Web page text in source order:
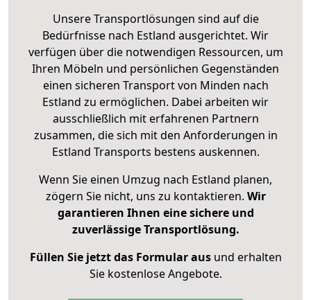
Unsere Transportlösungen sind auf die
Bedürfnisse nach Estland ausgerichtet. Wir
verfügen über die notwendigen Ressourcen, um
Ihren Möbeln und persönlichen Gegenständen
einen sicheren Transport von Minden nach
Estland zu ermöglichen. Dabei arbeiten wir
ausschließlich mit erfahrenen Partnern
zusammen, die sich mit den Anforderungen in
Estland Transports bestens auskennen.
Wenn Sie einen Umzug nach Estland planen,
zögern Sie nicht, uns zu kontaktieren. Wir
garantieren Ihnen eine sichere und
zuverlässige Transportlösung.
Füllen Sie jetzt das Formular ausund erhalten
Sie kostenlose Angebote.